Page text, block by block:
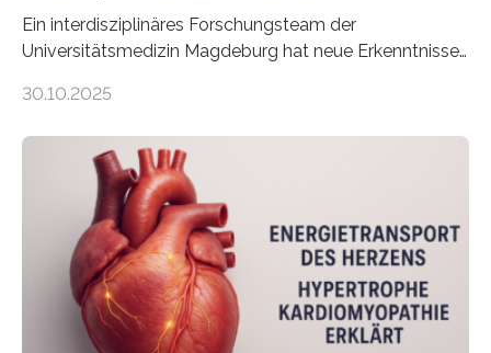
Ein interdisziplinäres Forschungsteam der
Universitätsmedizin Magdeburg hat neue Erkenntnisse
behandelt werden kann. In ihrer aktuellen Studie,
Oncology, zeigen die Forschenden, dass Mini-Tumore
aus Gewebe von Patientinnen und Patienten –
sogenannte Organoide – genutzt werden können, um
vorab zu prüfen, welche Medikamente am besten
wirken. Dabei wurde ein Eiweiß identifiziert, das künftig
als Biomarker für die Wahl der passenden Therapie
dienen könnte. Darmkrebs zählt weltweit zu den
häufigsten Krebsarten und stellt…
30.10.2025